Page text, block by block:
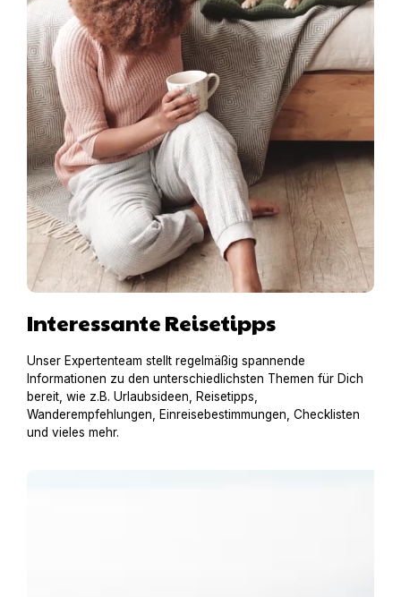
Interessante Reisetipps
Unser Expertenteam stellt regelmäßig spannende
Informationen zu den unterschiedlichsten Themen für Dich
bereit, wie z.B. Urlaubsideen, Reisetipps,
Wanderempfehlungen, Einreisebestimmungen, Checklisten
und vieles mehr.